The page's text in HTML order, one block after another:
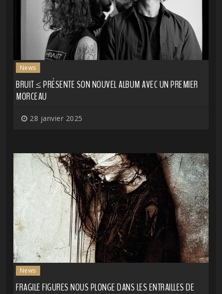
News
BRUIT ≤ PRÉSENTE SON NOUVEL ALBUM AVEC UN PREMIER
MORCEAU
28 janvier 2025
News
FRAGILE FIGURES NOUS PLONGE DANS LES ENTRAILLES DE